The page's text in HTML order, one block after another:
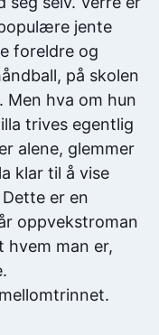
jente
foreldre og
på skolen
hva om hun
trives egentlig
alene, glemmer
klar til å vise
er en
oppvekstroman
hvem man er,